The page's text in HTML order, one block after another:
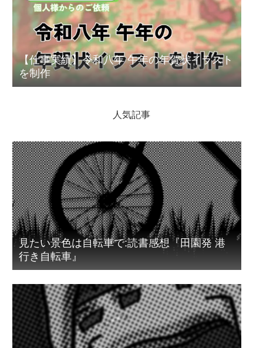
【仕事実績】令和八年 午年の年賀状イラスト
を制作
人気記事
見たい景色は自転車で:読書感想『田園発 港
行き自転車』